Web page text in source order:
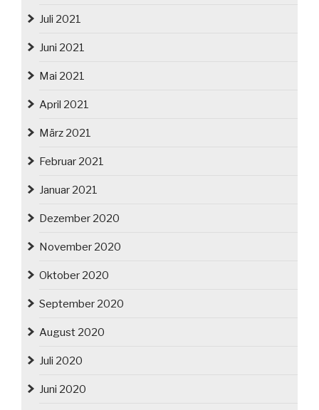
Juli 2021
Juni 2021
Mai 2021
April 2021
März 2021
Februar 2021
Januar 2021
Dezember 2020
November 2020
Oktober 2020
September 2020
August 2020
Juli 2020
Juni 2020